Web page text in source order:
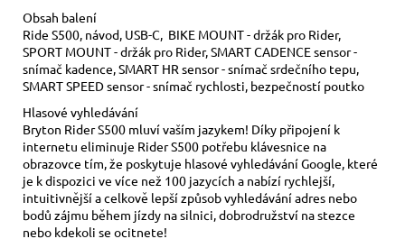
Obsah balení
Ride S500, návod, USB-C, BIKE MOUNT - držák pro Rider,
SPORT MOUNT - držák pro Rider, SMART CADENCE sensor -
snímač kadence, SMART HR sensor - snímač srdečního tepu,
SMART SPEED sensor - snímač rychlosti, bezpečností poutko
Hlasové vyhledávání
Bryton Rider S500 mluví vaším jazykem! Díky připojení k
internetu eliminuje Rider S500 potřebu klávesnice na
obrazovce tím, že poskytuje hlasové vyhledávání Google, které
je k dispozici ve více než 100 jazycích a nabízí rychlejší,
intuitivnější a celkově lepší způsob vyhledávání adres nebo
bodů zájmu během jízdy na silnici, dobrodružství na stezce
nebo kdekoli se ocitnete!
BRYTON
RIDER
17
1
650
Kč
Původně:
1
750
Kč